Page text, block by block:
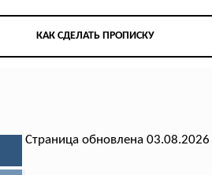
КАК СДЕЛАТЬ ПРОПИСКУ
Страница обновлена 03.08.2026